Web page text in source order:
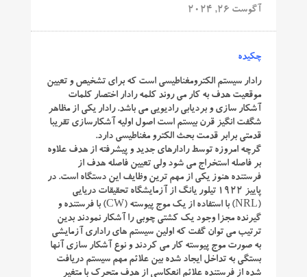
آگوست 26, 2024
چکیده
رادار سیستم الکترومغناطیسی است که برای تشخیص و تعیین
موقعیت هدف به کار می روند کلمه رادار اختصار کلمات
آشکار سازی و بردیابی رادیویی می باشد. رادار یکی از مظاهر
شگفت انگیز قرن بیستم است اصول اولیه آشکارسازی تقریبا
قدمتی برابر قدمت بحث الکترو مغناطیسی دارد.
گرچه امروزه توسط رادارهای جدید و پیشرفته از هدف علاوه
بر فاصله استخراج می شود ولی تعیین فاصله هدف از
فرستنده هنوز یکی از مهم ترین وظایف این دستگاه است. در
پاییز 1922 تیلور یانگ از آزمایشگاه تحقیقات دریایی
(NRL) با استفاده از یک موج پیوسته (CW) با فرستنده و
گیرنده مجزا وجود یک کشتی چوبی را آشکار نمودند بدین
ترتیب می توان گفت که اولین سیستم های راداری آزمایشی
به صورت موج پیوسته کار می کردند و نوع آشکار سازی آنها
بستگی به تداخل ایجاد شده بین علائم مهم سیستم دریافت
شده از فرستنده علائم انعکاسی از هدف متحرک با متغیر